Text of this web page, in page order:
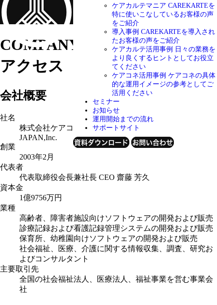
ケアカルテマニア CAREKARTEを
特に使いこなしているお客様の声
をご紹介
導入事例 CAREKARTEを導入され
たお客様の声をご紹介
ケアカルテ活用事例
日々の業務を
より良くするヒントとしてお役立
てください
ケアコネ活用事例 ケアコネの具体
的な運用イメージの参考としてご
活用ください
セミナー
お知らせ
運用開始までの流れ
サポートサイト
資料ダウンロード お問い合わせ
COMPANY-INFO 会社概要・
アクセス
会社概要
社名
株式会社ケアコネクトジャパン CARE CONNECT
JAPAN,Inc.
創業
2003年2月
代表者
代表取締役会長兼社長 CEO 齋藤 芳久
資本金
1億9756万円
業種
高齢者、障害者施設向けソフトウェアの開発および販売
診療記録および看護記録管理システムの開発および販売
保育所、幼稚園向けソフトウェアの開発および販売
社会福祉、医療、介護に関する情報収集、調査、研究お
よびコンサルタント
主要取引先
全国の社会福祉法人、医療法人、福祉事業を営む事業会
社